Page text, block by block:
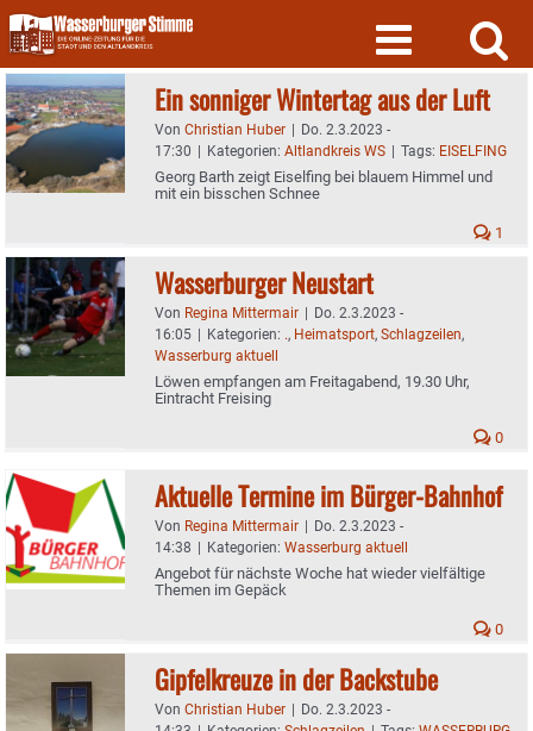
Skip
to
content
Ein sonniger Wintertag aus der Luft
Von Christian Huber | Do. 2.3.2023 -
17:30 | Kategorien: Altlandkreis WS | Tags: EISELFING
Georg Barth zeigt Eiselfing bei blauem Himmel und
mit ein bisschen Schnee
1
Wasserburger Neustart
Von Regina Mittermair | Do. 2.3.2023 -
16:05 | Kategorien: ., Heimatsport, Schlagzeilen,
Wasserburg aktuell
Löwen empfangen am Freitagabend, 19.30 Uhr,
Eintracht Freising
0
Aktuelle Termine im Bürger-Bahnhof
Von Regina Mittermair | Do. 2.3.2023 -
14:38 | Kategorien: Wasserburg aktuell
Angebot für nächste Woche hat wieder vielfältige
Themen im Gepäck
0
Gipfelkreuze in der Backstube
Von Christian Huber | Do. 2.3.2023 -